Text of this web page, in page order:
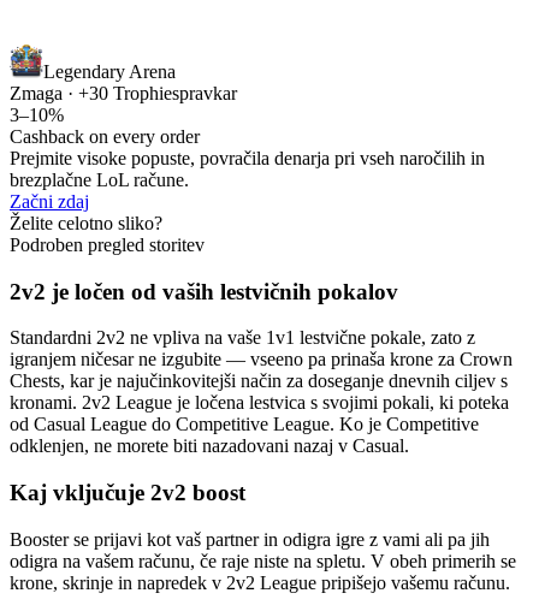
Legendary Arena
Zmaga · +30 Trophiespravkar
3–10%
Cashback on every order
Prejmite visoke popuste, povračila denarja pri vseh naročilih in
brezplačne LoL račune.
Začni zdaj
Želite celotno sliko?
Podroben pregled storitev
2v2 je ločen od vaših lestvičnih pokalov
Standardni 2v2 ne vpliva na vaše 1v1 lestvične pokale, zato z
igranjem ničesar ne izgubite — vseeno pa prinaša krone za Crown
Chests, kar je najučinkovitejši način za doseganje dnevnih ciljev s
kronami. 2v2 League je ločena lestvica s svojimi pokali, ki poteka
od Casual League do Competitive League. Ko je Competitive
odklenjen, ne morete biti nazadovani nazaj v Casual.
Kaj vključuje 2v2 boost
Booster se prijavi kot vaš partner in odigra igre z vami ali pa jih
odigra na vašem računu, če raje niste na spletu. V obeh primerih se
krone, skrinje in napredek v 2v2 League pripišejo vašemu računu.